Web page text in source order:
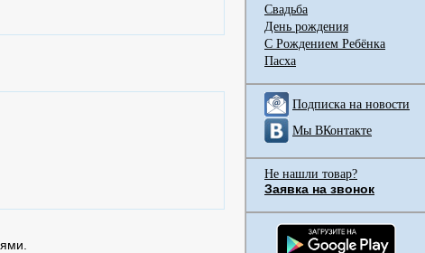
Свадьба
День рождения
С Рождением Ребёнка
Пасха
Подписка на новости
Мы ВКонтакте
Не нашли товар?
Заявка на звонок